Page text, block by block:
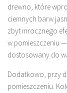
drewno, które
ciemnych barw
zbyt mrocznego
w pomieszczeniu
dostosowany do
Dodatkowo, przy
pomieszczeniu.